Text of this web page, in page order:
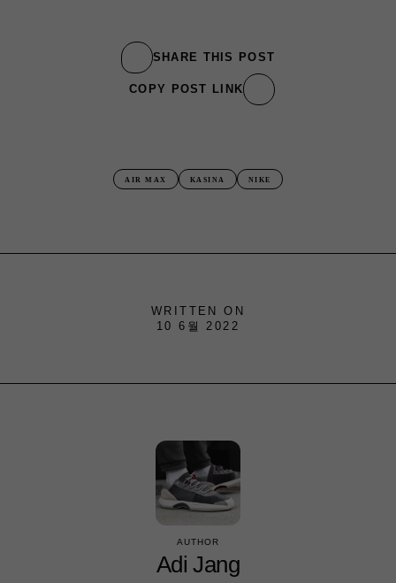
SHARE THIS POST
COPY POST LINK
AIR MAX KASINA NIKE
WRITTEN ON
10 6월 2022
AUTHOR
Adi Jang